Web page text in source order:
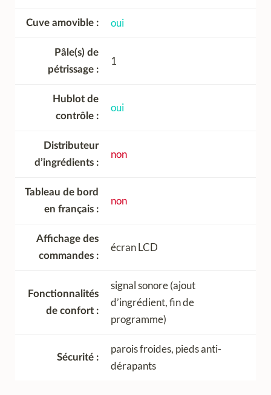
Cuve amovible oui
Pâle(s) de
pétrissage
1
Hublot de
contrôle
oui
Distributeur
d’ingrédients
non
Tableau de bord
en français
non
Affichage des
commandes
écran LCD
Fonctionnalités
de confort
signal sonore (ajout
d’ingrédient, fin de
programme)
Sécurité
parois froides, pieds anti-
dérapants